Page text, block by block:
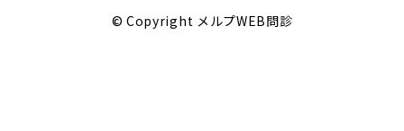
© Copyright メルプWEB問診